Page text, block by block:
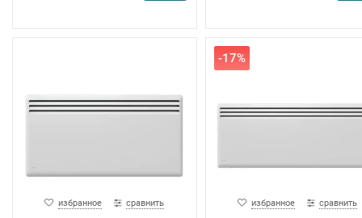
избранное сравнить
-17%
избранное сравнить